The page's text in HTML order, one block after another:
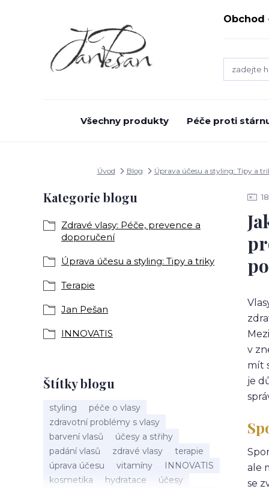
Obchod
Všechny produkty Péče proti
Úvod Blog Úprava účesu a styling: Tipy a
Kategorie blogu
Zdravé vlasy: Péče, prevence a
doporučení
Úprava účesu a styling: Tipy a triky
Terapie
Jan Pešan
INNOVATIS
Štítky blogu
styling
péče o vlasy
zdravotní problémy s vlasy
barvení vlasů
účesy a střihy
padání vlasů
zdravé vlasy
terapie
úprava účesu
vitamíny
INNOVATIS
kosmetika
hydratace
účesy
18
v
mít
je
ale
se